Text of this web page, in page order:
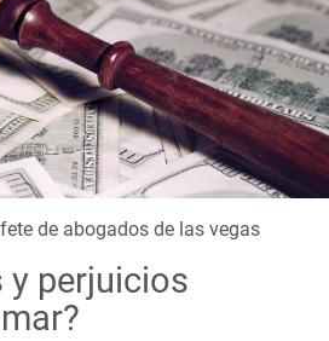
de abogados de las vegas
y perjuicios